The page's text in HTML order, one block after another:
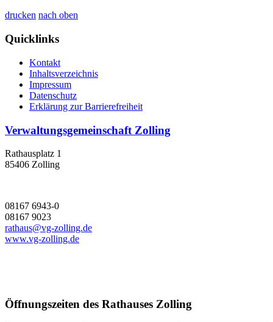
drucken nach oben
Quicklinks
Kontakt
Inhaltsverzeichnis
Impressum
Datenschutz
Erklärung zur Barrierefreiheit
Verwaltungsgemeinschaft Zolling
Rathausplatz 1
85406 Zolling
08167 6943-0
08167 9023
rathaus@vg-zolling.de
www.vg-zolling.de
Öffnungszeiten des Rathauses Zolling